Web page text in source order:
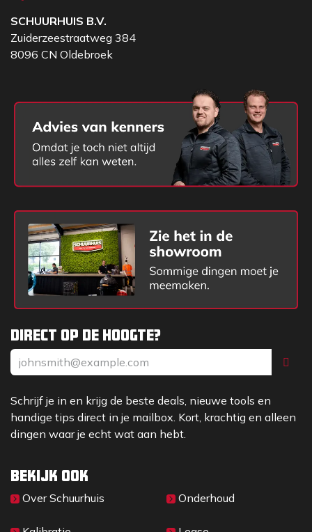
Direct op de hoogte?
Schrijf je in en krijg de beste deals, nieuwe tools en
handige tips direct in je mailbox. Kort, krachtig en alleen
dingen waar je echt wat aan hebt.
Bekijk ook
Over Sc​huurhuis
Onderhoud
SCHUURHUIS B.V.
Zuiderzeestraatweg 384
8096 CN Oldebroek